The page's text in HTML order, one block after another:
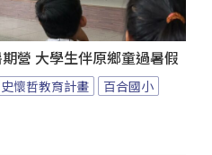
營 大學生伴原鄉童過暑假
史懷哲教育計畫 百合國小